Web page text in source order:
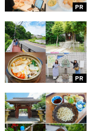
PR
PR